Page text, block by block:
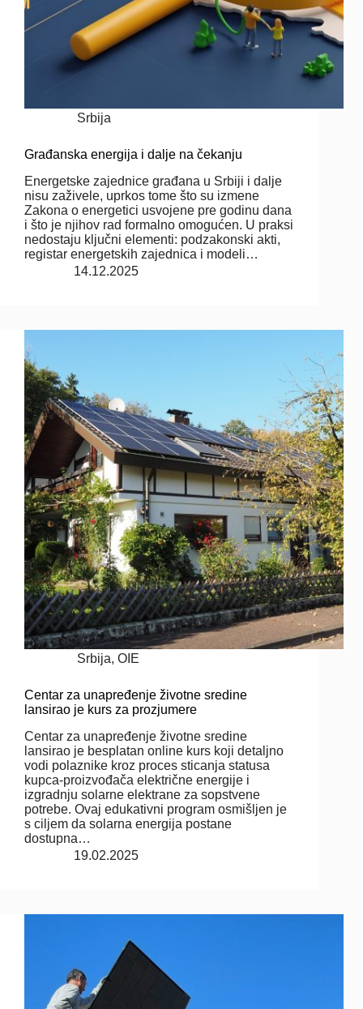
Srbija
Građanska energija i dalje na čekanju
Energetske zajednice građana u Srbiji i dalje
nisu zaživele, uprkos tome što su izmene
Zakona o energetici usvojene pre godinu dana
i što je njihov rad formalno omogućen. U praksi
nedostaju ključni elementi: podzakonski akti,
registar energetskih zajednica i modeli…
14.12.2025
Srbija,OIE
Centar za unapređenje životne sredine
lansirao je kurs za prozjumere
Centar za unapređenje životne sredine
lansirao je besplatan online kurs koji detaljno
vodi polaznike kroz proces sticanja statusa
kupca-proizvođača električne energije i
izgradnju solarne elektrane za sopstvene
potrebe. Ovaj edukativni program osmišljen je
s ciljem da solarna energija postane
dostupna…
19.02.2025